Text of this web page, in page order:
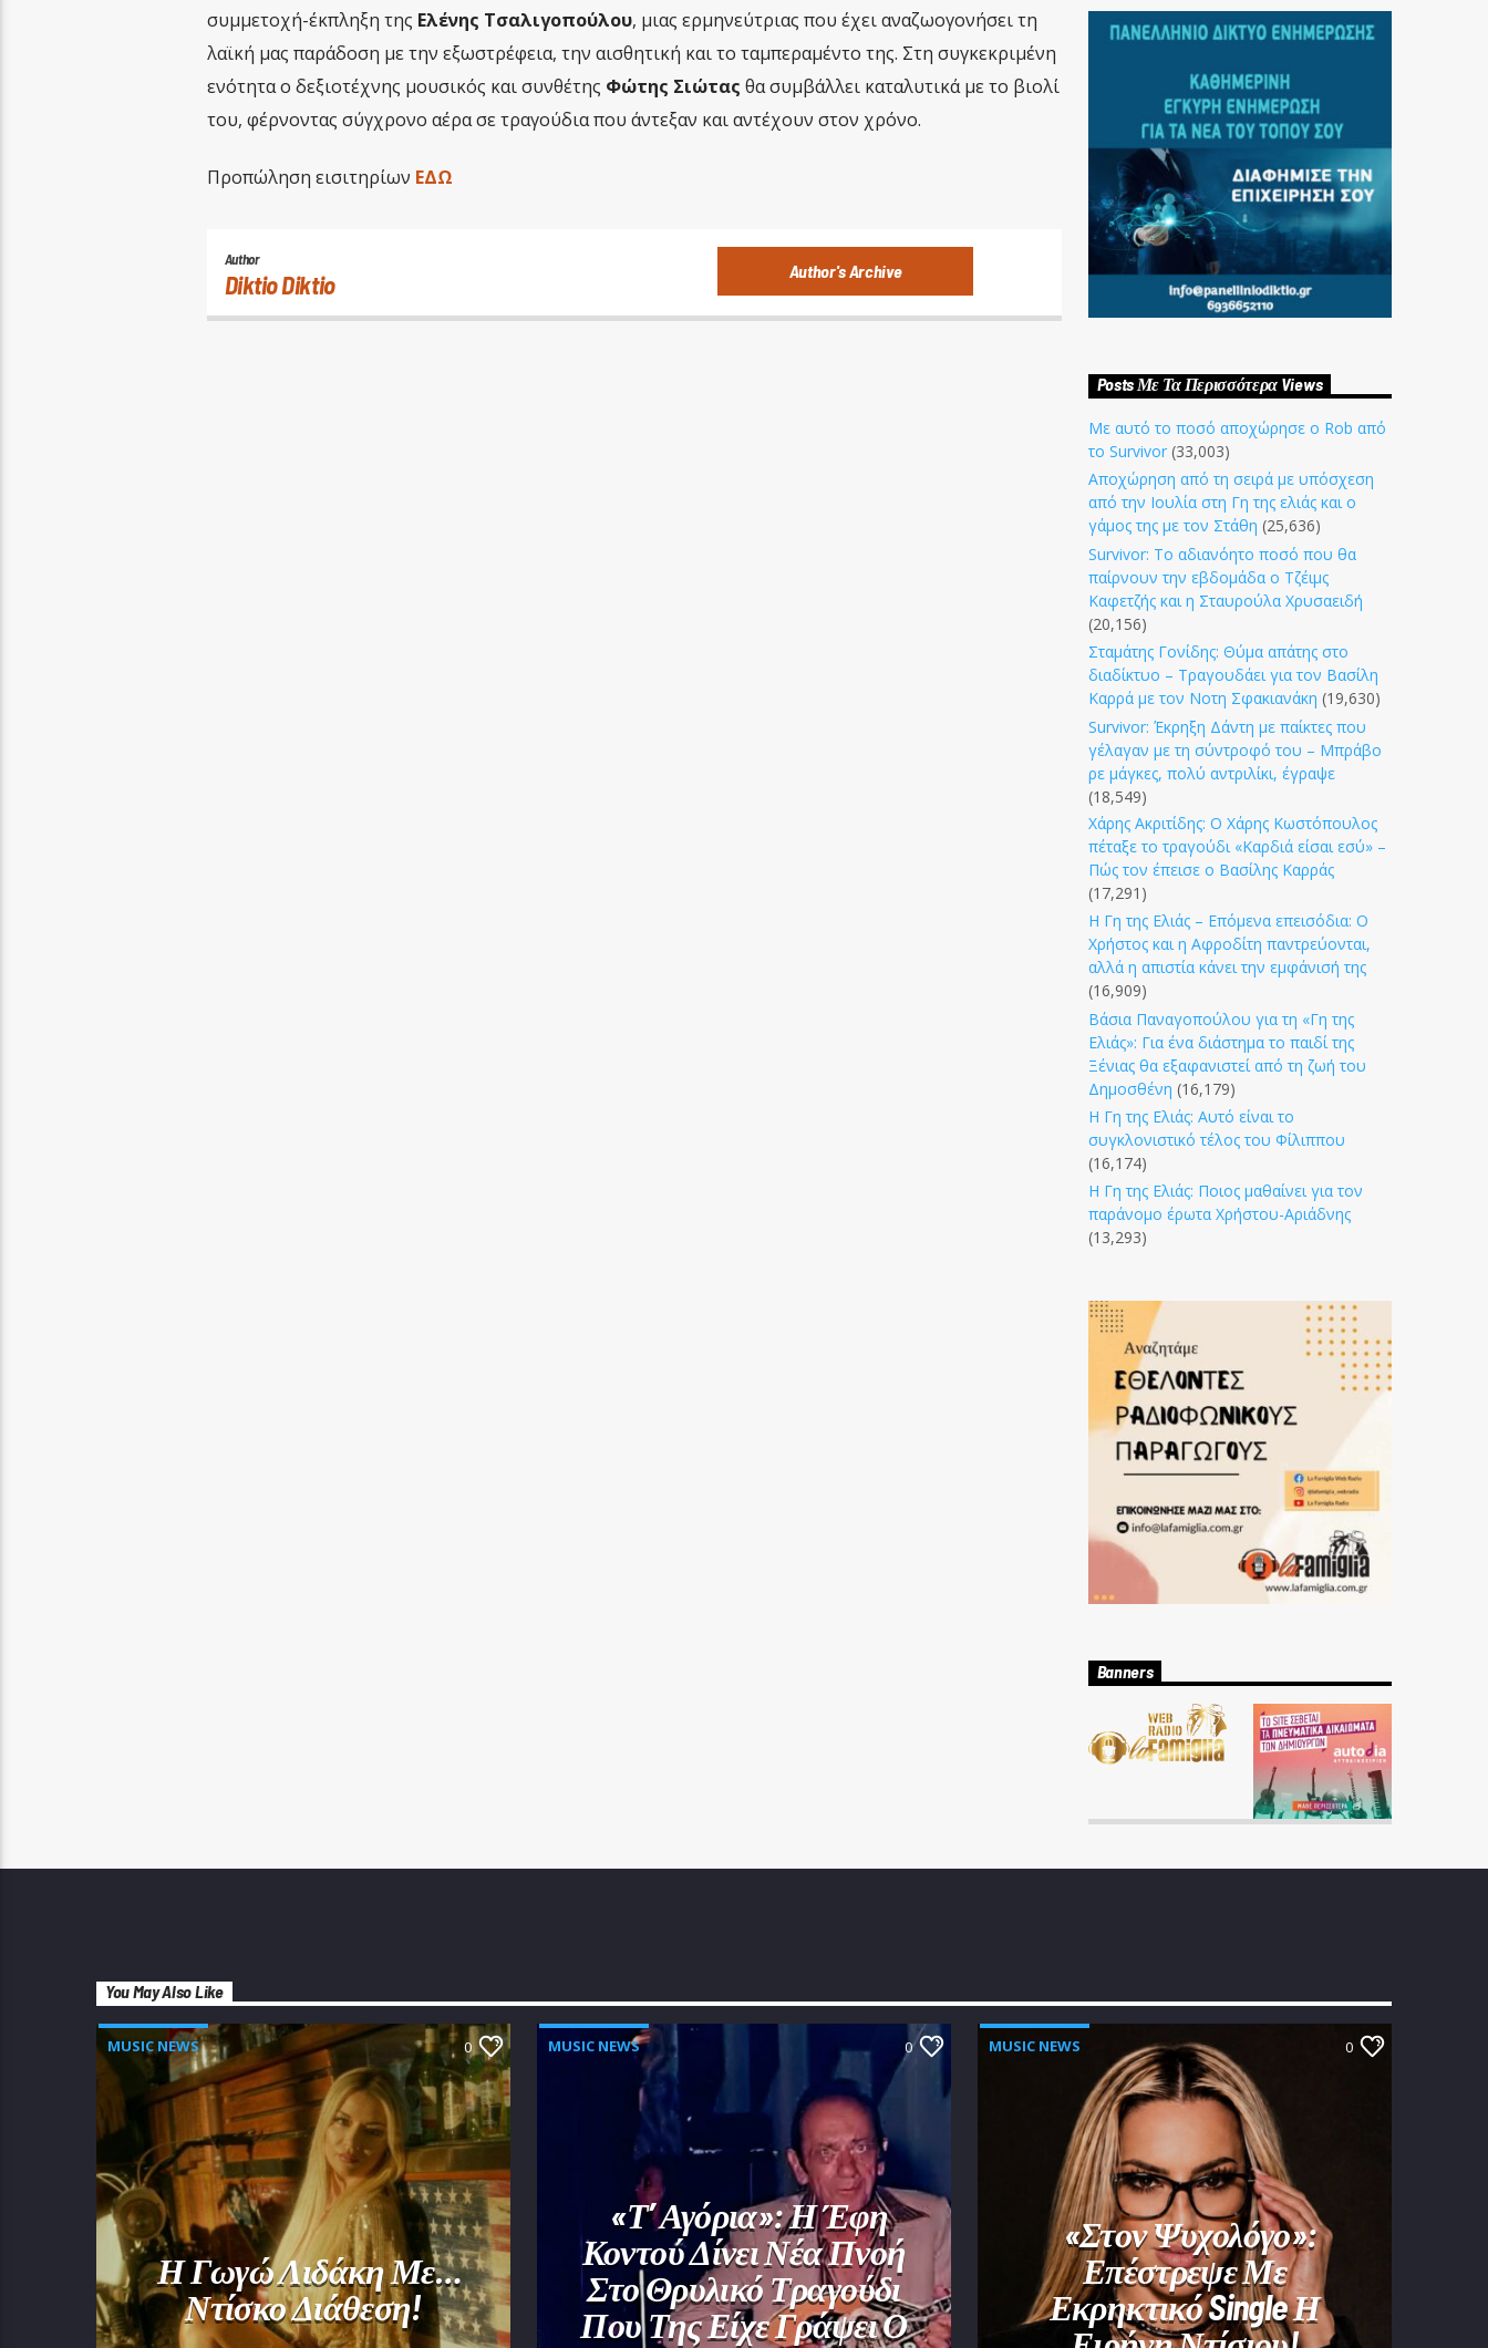
συμμετοχή-έκπληξη της Ελένης Τσαλιγοπούλου, μιας ερμηνεύτριας που έχει αναζωογονήσει τη
λαϊκή μας παράδοση με την εξωστρέφεια, την αισθητική και το ταμπεραμέντο της. Στη συγκεκριμένη
ενότητα ο δεξιοτέχνης μουσικός και συνθέτης Φώτης Σιώτας θα συμβάλλει καταλυτικά με το βιολί
του, φέρνοντας σύγχρονο αέρα σε τραγούδια που άντεξαν και αντέχουν στον χρόνο.
Προπώληση εισιτηρίων ΕΔΩ
Author
Diktio Diktio Author's Archive
Posts Με Τα Περισσότερα Views
Με αυτό το ποσό αποχώρησε ο Rob από
το Survivor (33,003)
Αποχώρηση από τη σειρά με υπόσχεση
από την Ιουλία στη Γη της ελιάς και ο
γάμος της με τον Στάθη (25,636)
Survivor: Το αδιανόητο ποσό που θα
παίρνουν την εβδομάδα ο Τζέιμς
Καφετζής και η Σταυρούλα Χρυσαειδή
(20,156)
Σταμάτης Γονίδης: Θύμα απάτης στο
διαδίκτυο – Τραγουδάει για τον Βασίλη
Καρρά με τον Νοτη Σφακιανάκη (19,630)
Survivor: Έκρηξη Δάντη με παίκτες που
γέλαγαν με τη σύντροφό του – Μπράβο
ρε μάγκες, πολύ αντριλίκι, έγραψε
(18,549)
Χάρης Ακριτίδης: Ο Χάρης Κωστόπουλος
πέταξε το τραγούδι «Καρδιά είσαι εσύ» –
Πώς τον έπεισε ο Βασίλης Καρράς
(17,291)
Η Γη της Ελιάς – Επόμενα επεισόδια: Ο
Χρήστος και η Αφροδίτη παντρεύονται,
αλλά η απιστία κάνει την εμφάνισή της
(16,909)
Βάσια Παναγοπούλου για τη «Γη της
Ελιάς»: Για ένα διάστημα το παιδί της
Ξένιας θα εξαφανιστεί από τη ζωή του
Δημοσθένη (16,179)
Η Γη της Ελιάς: Αυτό είναι το
συγκλονιστικό τέλος του Φίλιππου
(16,174)
Η Γη της Ελιάς: Ποιος μαθαίνει για τον
παράνομο έρωτα Χρήστου-Αριάδνης
(13,293)
Banners
You May Also Like
MUSIC NEWS 0
Η Γωγώ Λιδάκη Με…
Ντίσκο Διάθεση!
MUSIC NEWS 0
«Τ’ Αγόρια»: Η Έφη
Κοντού Δίνει Νέα Πνοή
Στο Θρυλικό Τραγούδι
Που Της Είχε Γράψει Ο
MUSIC NEWS 0
«Στον Ψυχολόγο»:
Επέστρεψε Με
Εκρηκτικό Single Η